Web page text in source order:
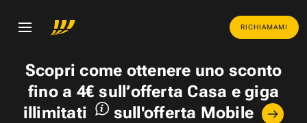
RICHIAMAMI
Scopri come ottenere uno sconto
fino a 4€ sull’offerta Casa egiga
illimitati
sull'offerta Mobile